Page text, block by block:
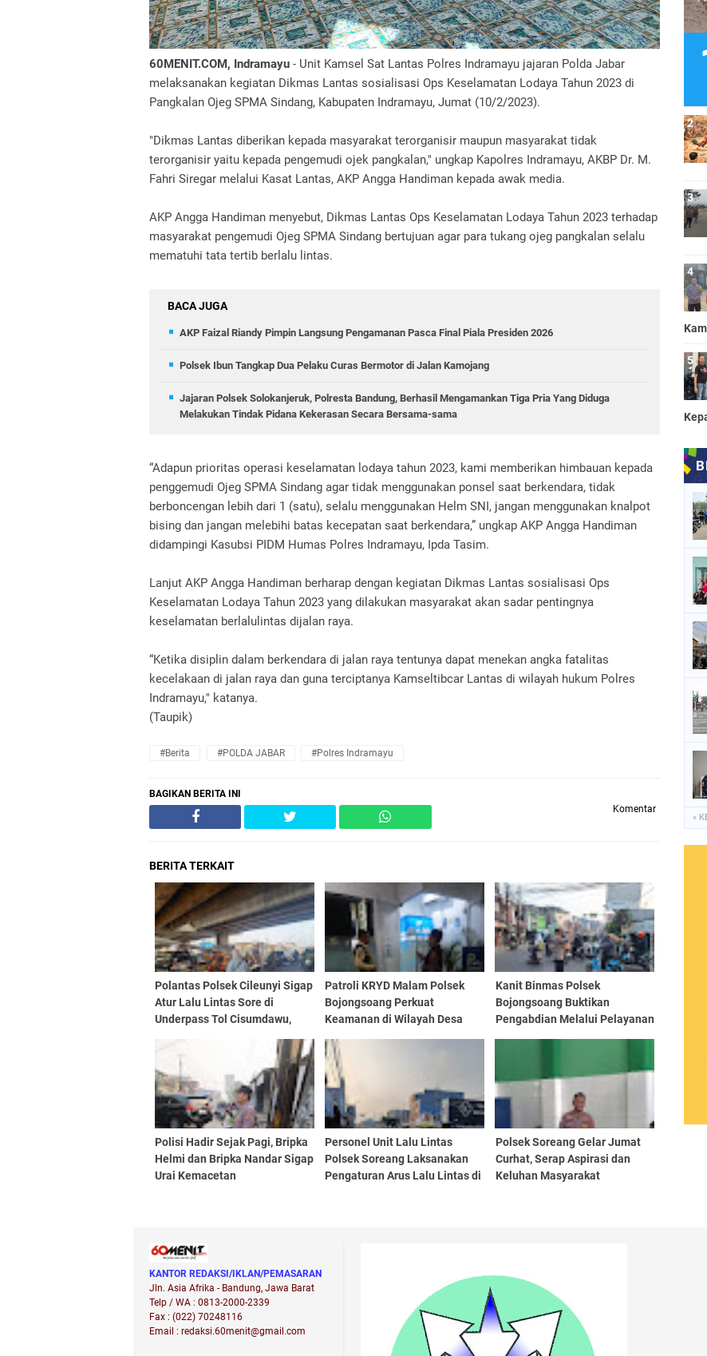
60MENIT.COM, Indramayu - Unit Kamsel Sat Lantas Polres Indramayu jajaran Polda Jabar
melaksanakan kegiatan Dikmas Lantas sosialisasi Ops Keselamatan Lodaya Tahun 2023 di
Pangkalan Ojeg SPMA Sindang, Kabupaten Indramayu, Jumat (10/2/2023).
"Dikmas Lantas diberikan kepada masyarakat terorganisir maupun masyarakat tidak
terorganisir yaitu kepada pengemudi ojek pangkalan," ungkap Kapolres Indramayu, AKBP Dr. M.
Fahri Siregar melalui Kasat Lantas, AKP Angga Handiman kepada awak media.
AKP Angga Handiman menyebut, Dikmas Lantas Ops Keselamatan Lodaya Tahun 2023 terhadap
masyarakat pengemudi Ojeg SPMA Sindang bertujuan agar para tukang ojeg pangkalan selalu
mematuhi tata tertib berlalu lintas.
BACA JUGA
AKP Faizal Riandy Pimpin Langsung Pengamanan Pasca Final Piala Presiden 2026
Polsek Ibun Tangkap Dua Pelaku Curas Bermotor di Jalan Kamojang
Jajaran Polsek Solokanjeruk, Polresta Bandung, Berhasil Mengamankan Tiga Pria Yang Diduga
Melakukan Tindak Pidana Kekerasan Secara Bersama-sama
“Adapun prioritas operasi keselamatan lodaya tahun 2023, kami memberikan himbauan kepada
penggemudi Ojeg SPMA Sindang agar tidak menggunakan ponsel saat berkendara, tidak
berboncengan lebih dari 1 (satu), selalu menggunakan Helm SNI, jangan menggunakan knalpot
bising dan jangan melebihi batas kecepatan saat berkendara,” ungkap AKP Angga Handiman
didampingi Kasubsi PIDM Humas Polres Indramayu, Ipda Tasim.
Lanjut AKP Angga Handiman berharap dengan kegiatan Dikmas Lantas sosialisasi Ops
Keselamatan Lodaya Tahun 2023 yang dilakukan masyarakat akan sadar pentingnya
keselamatan berlalulintas dijalan raya.
“Ketika disiplin dalam berkendara di jalan raya tentunya dapat menekan angka fatalitas
kecelakaan di jalan raya dan guna terciptanya Kamseltibcar Lantas di wilayah hukum Polres
Indramayu," katanya.
(Taupik)
#Berita #POLDA JABAR #Polres Indramayu
BAGIKAN BERITA INI
Komentar
BERITA TERKAIT
Polantas Polsek Cileunyi Sigap
Atur Lalu Lintas Sore di
Underpass Tol Cisumdawu,
Urai Kepadatan
Patroli KRYD Malam Polsek
Bojongsoang Perkuat
Keamanan di Wilayah Desa
Kanit Binmas Polsek
Bojongsoang Buktikan
Pengabdian Melalui Pelayanan
Polisi Hadir Sejak Pagi, Bripka
Helmi dan Bripka Nandar Sigap
Urai Kemacetan
Personel Unit Lalu Lintas
Polsek Soreang Laksanakan
Pengaturan Arus Lalu Lintas di
Polsek Soreang Gelar Jumat
Curhat, Serap Aspirasi dan
Keluhan Masyarakat
«
KANTOR REDAKSI/IKLAN/PEMASARAN
Jln. Asia Afrika - Bandung, Jawa Barat
Telp / WA : 0813-2000-2339
Fax : (022) 70248116
Email : redaksi.60menit@gmail.com